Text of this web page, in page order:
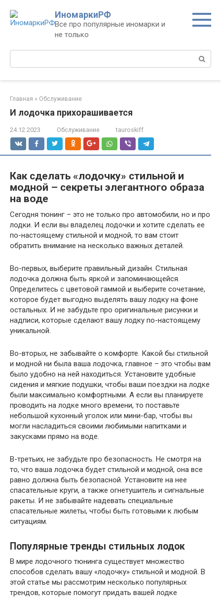
контенту
ИномаркиРФ
Все про популярные иномарки и
не только
Поиск:
Главная » Обслуживание
И лодочка прихорашивается
24.12.2023 Обслуживание tauroskiff
Как сделать «лодочку» стильной и
модной – секреты элегантного образа
на воде
Сегодня тюнинг – это не только про автомобили, но и про
лодки. И если вы владелец лодочки и хотите сделать ее
по-настоящему стильной и модной, то вам стоит
обратить внимание на несколько важных деталей.
Во-первых, выберите правильный дизайн. Стильная
лодочка должна быть яркой и запоминающейся.
Определитесь с цветовой гаммой и выберите сочетание,
которое будет выгодно выделять вашу лодку на фоне
остальных. И не забудьте про оригинальные рисунки и
надписи, которые сделают вашу лодку по-настоящему
уникальной.
Во-вторых, не забывайте о комфорте. Какой бы стильной
и модной ни была ваша лодочка, главное – это чтобы вам
было удобно на ней находиться. Установите удобные
сидения и мягкие подушки, чтобы ваши поездки на лодке
были максимально комфортными. А если вы планируете
проводить на лодке много времени, то поставьте
небольшой кухонный уголок или мини-бар, чтобы вы
могли насладиться своими любимыми напитками и
закусками прямо на воде.
В-третьих, не забудьте про безопасность. Не смотря на
то, что ваша лодочка будет стильной и модной, она все
равно должна быть безопасной. Установите на нее
спасательные круги, а также огнетушитель и сигнальные
ракеты. И не забывайте надевать специальные
спасательные жилеты, чтобы быть готовыми к любым
ситуациям.
Популярные тренды стильных лодок
В мире лодочного тюнинга существует множество
способов сделать вашу «лодочку» стильной и модной. В
этой статье мы рассмотрим несколько популярных
трендов, которые помогут придать вашей лодке